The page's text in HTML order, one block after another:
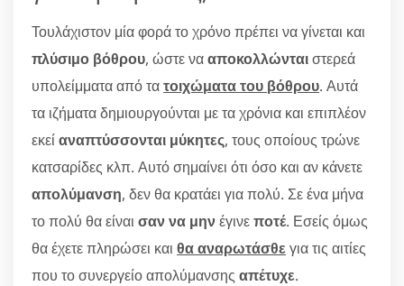
Τουλάχιστον μία φορά το χρόνο πρέπει να γίνεται και
πλύσιμο βόθρου, ώστε νααποκολλώνταιστερεά
υπολείμματα από τατοιχώματα του βόθρου. Αυτά
τα ιζήματα δημιουργούνται με τα χρόνια και επιπλέον
εκείαναπτύσσονται μύκητες, τους οποίους τρώνε
κατσαρίδες κλπ. Αυτό σημαίνει ότι όσο και αν κάνετε
απολύμανση, δεν θα κρατάει για πολύ. Σε ένα μήνα
το πολύ θα είναι σαν να μηνέγινεποτέ. Εσείς όμως
θα έχετε πληρώσει και θα αναρωτάσθε για τις αιτίες
που το συνεργείο απολύμανσης απέτυχε.